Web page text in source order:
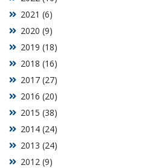
2012 (9)
2013 (24)
2014 (24)
2015 (38)
2016 (20)
2017 (27)
2018 (16)
2019 (18)
2020 (9)
2021 (6)